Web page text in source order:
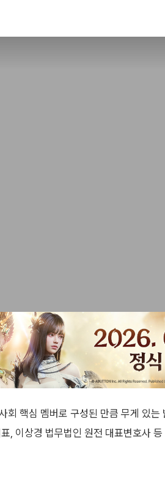
핵심 멤버로 구성된 만큼 무게 있는
, 이상경 법무법인 원전 대표변호사 등